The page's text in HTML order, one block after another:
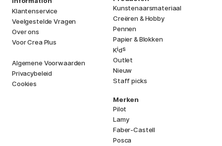
Klantenservice
Veelgestelde Vragen
Over ons
Voor Crea Plus
Algemene Voorwaarden
Privacybeleid
Cookies
Kunstenaarsmateriaal
Creëren & Hobby
Pennen
Papier & Blokken
Kids
Outlet
Nieuw
Staff picks
Merken
Pilot
Lamy
Faber-Castell
Posca